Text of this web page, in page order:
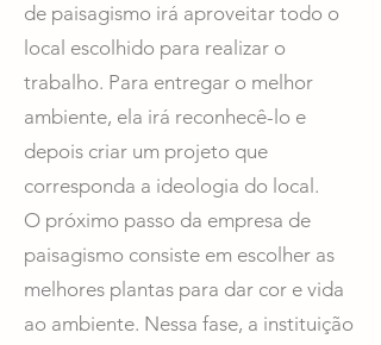
de paisagismo irá aproveitar todo o
local escolhido para realizar o
trabalho. Para entregar o melhor
ambiente, ela irá reconhecê-lo e
depois criar um projeto que
corresponda a ideologia do local.
O próximo passo da empresa de
paisagismo consiste em escolher as
melhores plantas para dar cor e vida
ao ambiente. Nessa fase, a instituição